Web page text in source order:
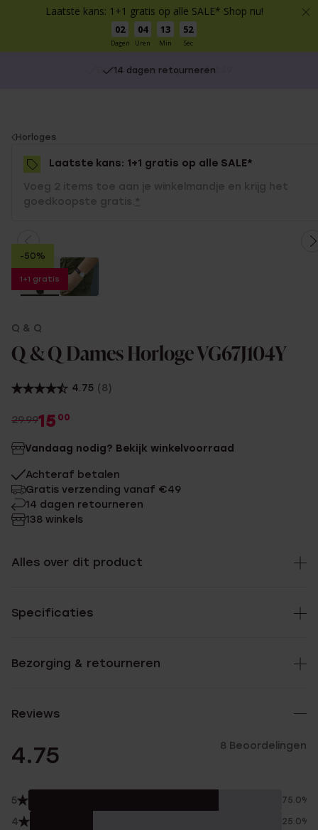
Laatste kans: 1+1 gratis op alle SALE* Shop nu!
02
Dagen
04
Uren
13
Min
52
Sec
14 dagen retourneren
You
are
here:
Horloges
Laatste kans: 1+1 gratis op alle SALE*
Voeg 2 items toe aan je winkelmandje en krijg het
goedkoopste gratis. *
-50%
1+1 gratis
Q & Q
Q & Q Dames Horloge VG67J104Y
4.75 (8)
29.9915 00
Vandaag nodig? Bekijk winkelvoorraad
Achteraf betalen
Gratis verzending vanaf €49
14 dagen retourneren
138 winkels
Alles over dit product
Specificaties
Bezorging & retourneren
Reviews
4.75 8 Beoordelingen
5 75.0%
4 25.0%